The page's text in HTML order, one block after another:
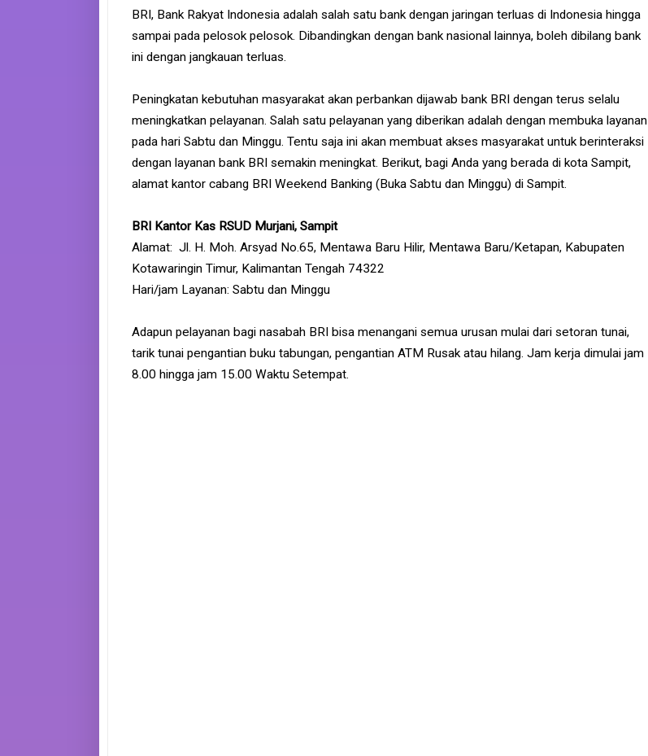
BRI, Bank Rakyat Indonesia adalah salah satu bank dengan jaringan terluas di Indonesia hingga
sampai pada pelosok pelosok. Dibandingkan dengan bank nasional lainnya, boleh dibilang bank
ini dengan jangkauan terluas.
Peningkatan kebutuhan masyarakat akan perbankan dijawab bank BRI dengan terus selalu
meningkatkan pelayanan. Salah satu pelayanan yang diberikan adalah dengan membuka layanan
pada hari Sabtu dan Minggu. Tentu saja ini akan membuat akses masyarakat untuk berinteraksi
dengan layanan bank BRI semakin meningkat. Berikut, bagi Anda yang berada di kota Sampit,
alamat kantor cabang BRI Weekend Banking (Buka Sabtu dan Minggu) di Sampit.
BRI Kantor Kas RSUD Murjani, Sampit
Alamat: Jl. H. Moh. Arsyad No.65, Mentawa Baru Hilir, Mentawa Baru/Ketapan, Kabupaten
Kotawaringin Timur, Kalimantan Tengah 74322
Hari/jam Layanan: Sabtu dan Minggu
Adapun pelayanan bagi nasabah BRI bisa menangani semua urusan mulai dari setoran tunai,
tarik tunai pengantian buku tabungan, pengantian ATM Rusak atau hilang. Jam kerja dimulai jam
8.00 hingga jam 15.00 Waktu Setempat.